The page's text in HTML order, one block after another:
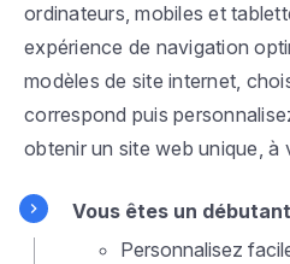
ordinateurs, mobiles et
expérience de navigation
modèles de site internet,
correspond puis
obtenir un site web unique, à
Vous êtes un
Personnalisez